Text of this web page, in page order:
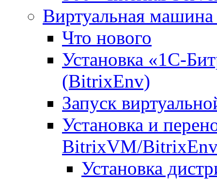
Виртуальная
Что нового
Установка «1С-
(BitrixEnv)
Запуск
Установка и
BitrixVM/
Установка